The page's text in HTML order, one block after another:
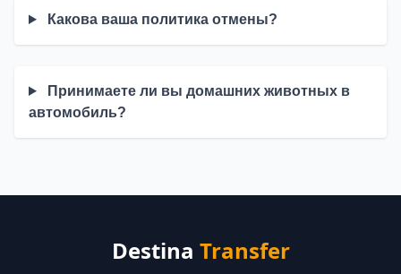
Какова ваша политика отмены?
Принимаете ли вы домашних животных в
автомобиль?
Destina Transfer